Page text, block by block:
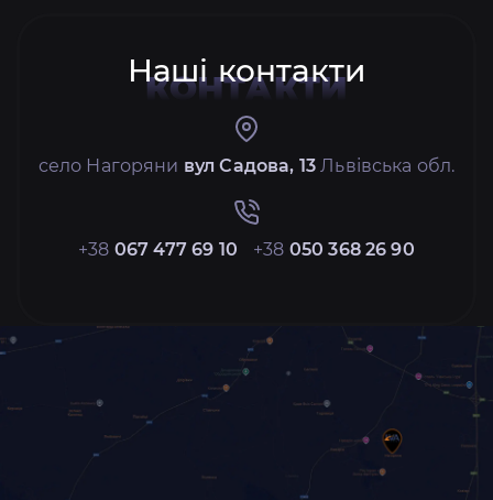
Наші контакти
КОНТАКТИ
село Нагоряни вул Садова, 13 Львівська обл.
+38 067 477 69 10 +38 050 368 26 90